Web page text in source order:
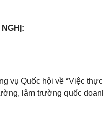
vụ Quốc hội về “Việc
lâm trường quốc